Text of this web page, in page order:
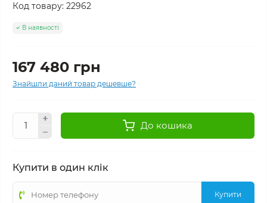
Код товару: 22962
В наявності
167 480 грн
Знайшли даний товар дешевше?
До кошика
Купити в один клік
Купити